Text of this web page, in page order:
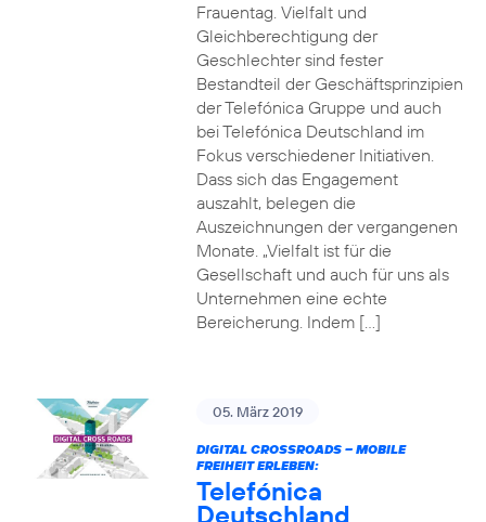
Frauentag. Vielfalt und
Gleichberechtigung der
Geschlechter sind fester
Bestandteil der Geschäftsprinzipien
der Telefónica Gruppe und auch
bei Telefónica Deutschland im
Fokus verschiedener Initiativen.
Dass sich das Engagement
auszahlt, belegen die
Auszeichnungen der vergangenen
Monate. „Vielfalt ist für die
Gesellschaft und auch für uns als
Unternehmen eine echte
Bereicherung. Indem […]
05. März 2019
DIGITAL CROSSROADS – MOBILE
FREIHEIT ERLEBEN:
Telefónica
Deutschland